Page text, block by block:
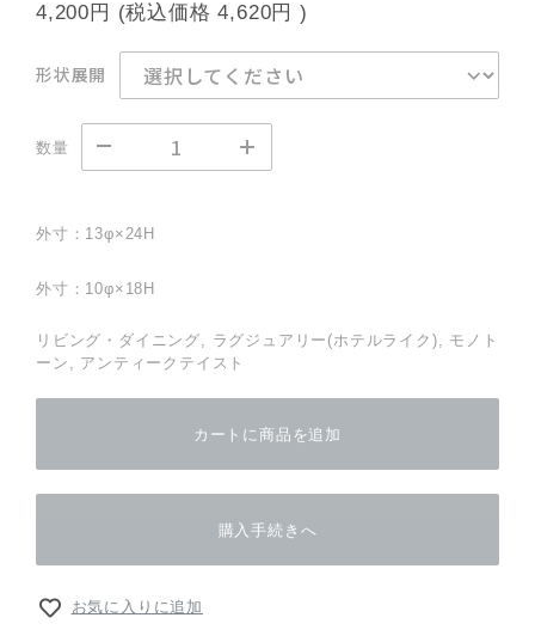
4,200円 (税込価格4,620円 )
形状展開
数量
外寸：13φ×24H
外寸：10φ×18H
リビング・ダイニング, ラグジュアリー(ホテルライク), モノト
ーン, アンティークテイスト
カートに商品を追加
購入手続きへ
お気に入りに追加